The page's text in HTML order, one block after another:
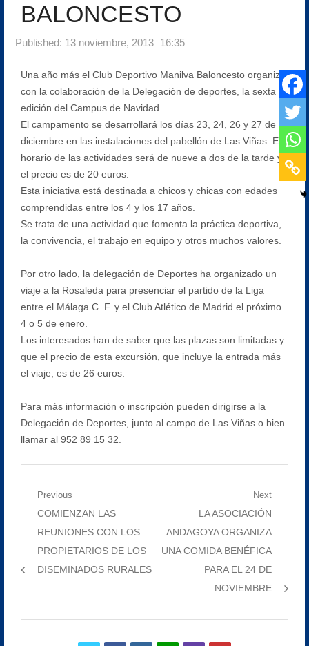
BALONCESTO
Published: 13 noviembre, 2013 16:35
Una año más el Club Deportivo Manilva Baloncesto organiza,
con la colaboración de la Delegación de deportes, la sexta
edición del Campus de Navidad.
El campamento se desarrollará los días 23, 24, 26 y 27 de
diciembre en las instalaciones del pabellón de Las Viñas. El
horario de las actividades será de nueve a dos de la tarde y
el precio es de 20 euros.
Esta iniciativa está destinada a chicos y chicas con edades
comprendidas entre los 4 y los 17 años.
Se trata de una actividad que fomenta la práctica deportiva,
la convivencia, el trabajo en equipo y otros muchos valores.
Por otro lado, la delegación de Deportes ha organizado un
viaje a la Rosaleda para presenciar el partido de la Liga
entre el Málaga C. F. y el Club Atlético de Madrid el próximo
4 o 5 de enero.
Los interesados han de saber que las plazas son limitadas y
que el precio de esta excursión, que incluye la entrada más
el viaje, es de 26 euros.
Para más información o inscripción pueden dirigirse a la
Delegación de Deportes, junto al campo de Las Viñas o bien
llamar al 952 89 15 32.
Navegación
entradas
Previous
Previous
post:
COMIENZAN LAS
REUNIONES CON LOS
PROPIETARIOS DE LOS
DISEMINADOS RURALES
Next
Next
post:
LA ASOCIACIÓN
ANDAGOYA ORGANIZA
UNA COMIDA BENÉFICA
PARA EL 24 DE
NOVIEMBRE